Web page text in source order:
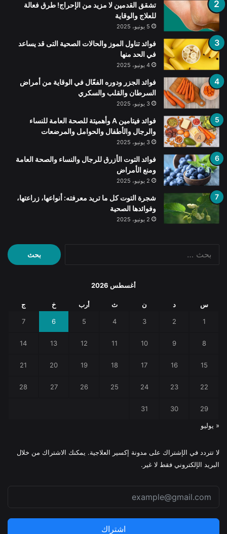
تشقق القدمين لا مزيد من الإحراج! طرق فعالة
للعلاج والوقاية
5 يونيو، 2025
فوائد تناول الموز والحالات الصحية التى قد يساعد
في الحد منها
4 يونيو، 2025
فوائد الجزر ودوره الفعّال في الوقاية من أمراض
السرطان والقلب والسكري
3 يونيو، 2025
فوائد فيتامين A وأهميتة للصحة العامة للنساء
والرجال والأطفال والحوامل والمرضعات
3 يونيو، 2025
فوائد التوت الأزرق للرجال والنساء والصحة العامة
ومنع الأمراض
2 يونيو، 2025
شجرة التوت كل ما تريد معرفته: أنواعها، زراعتها،
وفوائدها الصحية
2 يونيو، 2025
البحث
عن:
أغسطس 2026
س د ن ث أرب خ ج
1
2
3
4
5
6
7
8
9
10
11
12
13
14
15
16
17
18
19
20
21
22
23
24
25
26
27
28
29
30
31
« يوليو
لا تتردد في الإشتراك على مدونة إكسير العلاجية. يمكنك الاشتراك من خلال
البريد الإلكتروني فقط لا غير.
اشتراك